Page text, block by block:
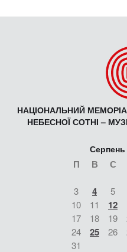
НАЦІОНАЛЬНИЙ
НЕБЕСНОЇ СОТНІ –
Серпень
П В С
3 4 5
10
11 12
17
18 19
24
25 26
31